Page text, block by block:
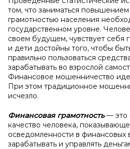
том, что заниматься
грамотностью населения
государственном уровне.
своем будущем, чувствует себя
и дети достойны того, чтобы
правильно пользоваться
зарабатывать во взрослой
Финансовое мошенничество
При этом традиционное
исчезло.
Финансовая грамотность— это
качество человека,
осведомленности в финансовых
зарабатывать и управлять